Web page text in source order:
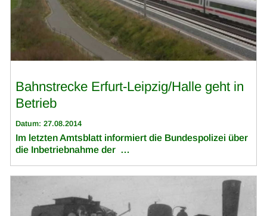
Bahnstrecke Erfurt-Leipzig/Halle geht in
Betrieb
Datum: 27.08.2014
Im letzten Amtsblatt informiert die Bundespolizei über
die Inbetriebnahme der …